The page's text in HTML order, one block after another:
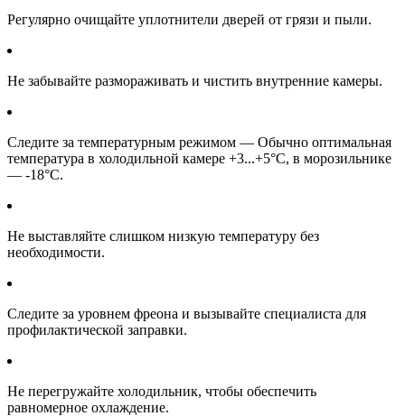
Регулярно очищайте уплотнители дверей от грязи и пыли.
Не забывайте размораживать и чистить внутренние камеры.
Следите за температурным режимом — Обычно оптимальная
температура в холодильной камере +3...+5°C, в морозильнике
— -18°C.
Не выставляйте слишком низкую температуру без
необходимости.
Следите за уровнем фреона и вызывайте специалиста для
профилактической заправки.
Не перегружайте холодильник, чтобы обеспечить
равномерное охлаждение.